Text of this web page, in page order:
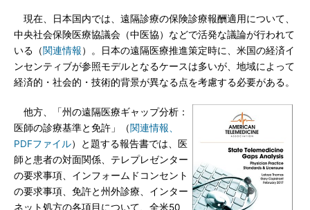
現在、日本国内では、遠隔診療の保険診療報酬適用について、
中央社会保険医療協議会（中医協）などで活発な議論が行われて
いる（関連情報）。日本の遠隔医療推進策定時に、米国の経済イ
ンセンティブが参照モデルとなるケースは多いが、地域によって
経済的・社会的・技術的背景が異なる点を考慮する必要がある。
他方、「州の遠隔医療ギャップ分析：
医師の診療基準と免許」（関連情報、
PDFファイル）と題する報告書では、医
師と患者の対面関係、テレプレゼンター
の要求事項、インフォームドコンセント
の要求事項、免許と州外診療、インター
ネット処方の各項目について、全米50